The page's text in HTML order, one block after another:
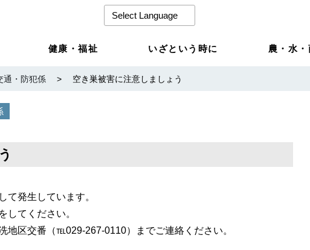
健康・福祉 いざという時に 農・水
通・防犯係 > 空き巣被害に注意しましょう
て発生しています。
してください。
地区交番（℡029-267-0110）までご連絡ください。